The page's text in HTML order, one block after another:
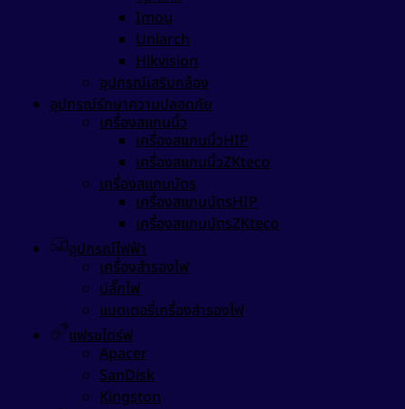
Imou
Uniarch
Hikvision
อุปกรณ์เสริมกล้อง
อุปกรณ์รักษาความปลอดภัย
เครื่องสแกนนิ้ว
เครื่องสแกนนิ้วHIP
เครื่องสแกนนิ้วZKteco
เครื่องสแกนบัตร
เครื่องสแกนบัตรHIP
เครื่องสแกนบัตรZKteco
อุปกรณ์ไฟฟ้า
เครื่องสำรองไฟ
ปลั๊กไฟ
แบตเตอรี่เครื่องสำรองไฟ
แฟรชไดร์ฟ
Apacer
SanDisk
Kingston